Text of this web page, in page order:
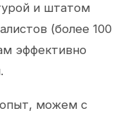
и штатом
(более 100
эффективно
опыт, можем с